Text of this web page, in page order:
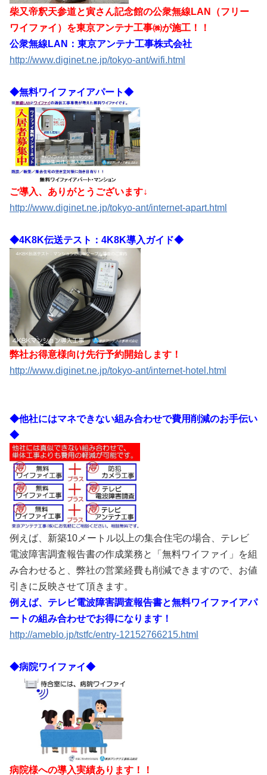
柴又帝釈天参道と寅さん記念館の公衆無線LAN（フリー
ワイファイ）を東京アンテナ工事㈱が施工！！
公衆無線LAN：東京アンテナ工事株式会社
http://www.diginet.ne.jp/tokyo-ant/wifi.html
◆無料ワイファイアパート◆
ご導入、ありがとうございます↓
http://www.diginet.ne.jp/tokyo-ant/internet-apart.html
◆4K8K伝送テスト：4K8K導入ガイド◆
弊社お得意様向け先行予約開始します！
http://www.diginet.ne.jp/tokyo-ant/internet-hotel.html
◆他社にはマネできない組み合わせで費用削減のお手伝い
◆
例えば、新築10メートル以上の集合住宅の場合、テレビ
電波障害調査報告書の作成業務と「無料ワイファイ」を組
み合わせると、弊社の営業経費も削減できますので、お値
引きに反映させて頂きます。
例えば、テレビ電波障害調査報告書と無料ワイファイアパ
ートの組み合わせでお得になります！
http://ameblo.jp/tstfc/entry-12152766215.html
◆病院ワイファイ◆
病院様への導入実績あります！！